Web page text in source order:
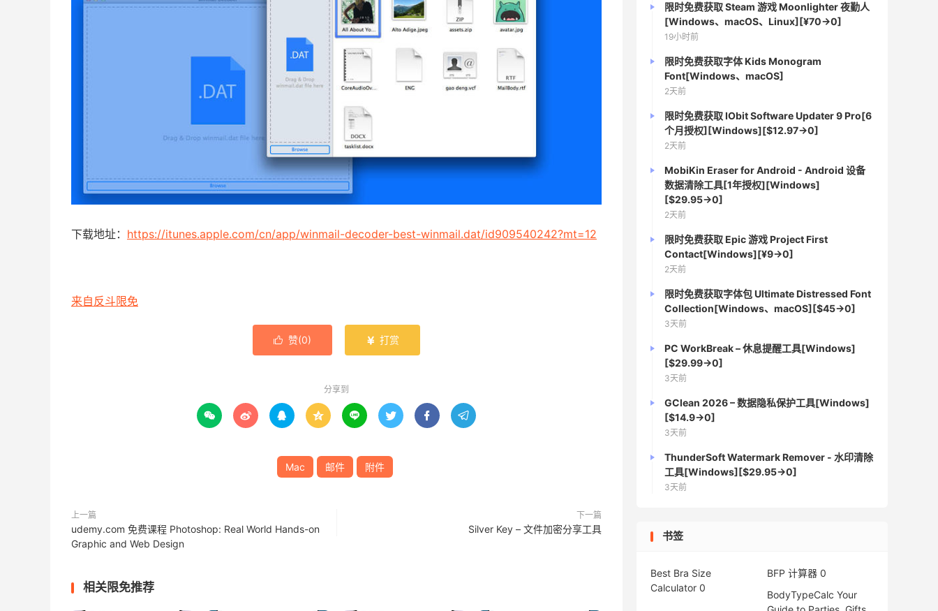
下载地址： https://itunes.apple.com/cn/app/winmail-decoder-best-winmail.dat/id909540242?mt=12
来自反斗限免
 赞(0)  打赏
分享到
       
Mac 邮件 附件
上一篇
udemy.com 免费课程 Photoshop: Real World Hands-on
Graphic and Web Design
下一篇
Silver Key – 文件加密分享工具
相关限免推荐
限时免费获取 Steam 游戏 Moonlighter 夜勤人
[Windows、macOS、Linux][¥70→0]
19小时前
限时免费获取字体 Kids Monogram
Font[Windows、macOS]
2天前
限时免费获取 IObit Software Updater 9 Pro[6
个月授权][Windows][$12.97→0]
2天前
MobiKin Eraser for Android - Android 设备
数据清除工具[1年授权][Windows]
[$29.95→0]
2天前
限时免费获取 Epic 游戏 Project First
Contact[Windows][¥9→0]
2天前
限时免费获取字体包 Ultimate Distressed Font
Collection[Windows、macOS][$45→0]
3天前
PC WorkBreak – 休息提醒工具[Windows]
[$29.99→0]
3天前
GClean 2026 – 数据隐私保护工具[Windows]
[$14.9→0]
3天前
ThunderSoft Watermark Remover - 水印清除
工具[Windows][$29.95→0]
3天前
书签
Best Bra Size
Calculator 0
BFP 计算器 0
BodyTypeCalc Your